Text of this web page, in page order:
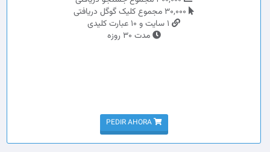
مدت 30 روزه
PEDIR AHORA